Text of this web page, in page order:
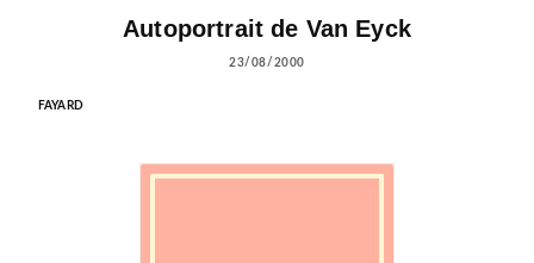
Autoportrait de Van Eyck
23/08/2000
FAYARD